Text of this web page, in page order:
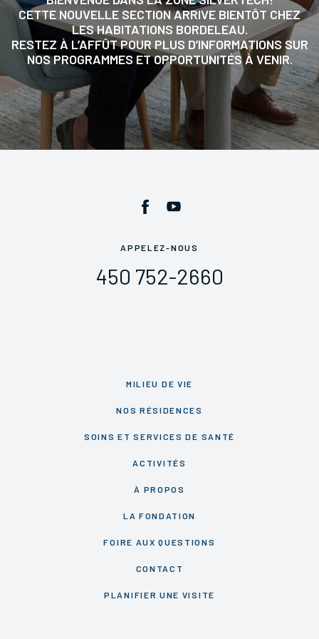
La fondation
Foire aux questions
Actualités
CETTE NOUVELLE SECTION ARRIVE BIENTÔT CHEZ
LES HABITATIONS BORDELEAU.
RESTEZ À L’AFFÛT POUR PLUS D’INFORMATIONS SUR
NOS PROGRAMMES ET OPPORTUNITÉS À VENIR.
APPELEZ-NOUS
450 752-2660
MILIEU DE VIE
NOS RÉSIDENCES
SOINS ET SERVICES DE SANTÉ
ACTIVITÉS
À PROPOS
LA FONDATION
FOIRE AUX QUESTIONS
CONTACT
PLANIFIER UNE VISITE